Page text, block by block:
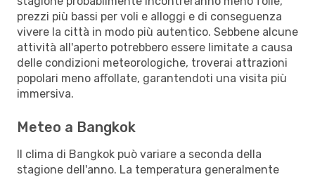
prezzi più bassi per voli e alloggi e di conseguenza
vivere la città in modo più autentico. Sebbene alcune
attività all'aperto potrebbero essere limitate a causa
delle condizioni meteorologiche, troverai attrazioni
popolari meno affollate, garantendoti una visita più
immersiva.
Meteo a Bangkok
Il clima di Bangkok può variare a seconda della
stagione dell'anno. La temperatura generalmente